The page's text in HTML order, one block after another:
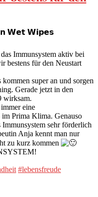
𝗪𝗲𝘁 𝗪𝗶𝗽𝗲𝘀
Immunsystem aktiv bei
bestens für den Neustart
super an und sorgen
Gerade jetzt in den
wirksam.
eine
im Prima Klima. Genauso
sehr förderlich
Anja kennt man nur
zu kurz kommen
#lebensfreude